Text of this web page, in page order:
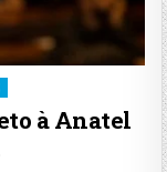
à Anatel